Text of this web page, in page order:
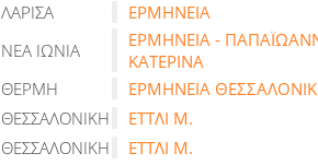
ΛΑΡΙΣΑ
ΕΡΜΗΝΕΙΑ
ΝΕΑ ΙΩΝΙΑ
ΕΡΜΗΝΕΙΑ -
ΚΑΤΕΡΙΝΑ
ΘΕΡΜΗ
ΕΡΜΗΝΕΙΑ
ΘΕΣΣΑΛΟΝΙΚΗ
ΕΤΤΛΙ Μ.
ΘΕΣΣΑΛΟΝΙΚΗ
ΕΤΤΛΙ Μ.